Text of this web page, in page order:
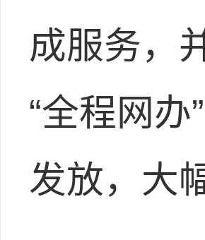
成服务，
“全程网
发放，大